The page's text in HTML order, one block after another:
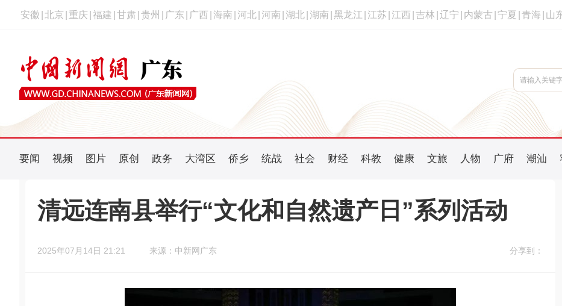
安徽 北京 重庆 福建 甘肃 贵州 广东 广西 海南 河北 河南 湖北 湖南 黑龙江 江苏 江西 吉林 辽宁 内蒙古 宁夏 青海 山
要闻 视频 图片 原创 政务 大湾区 侨乡 统战 社会 财经 科教 健康 文旅 人物 广府 潮汕
清远连南县举行“文化和自然遗产日”系列活动
2025年07月14日 21:21 来源：中新网广东 分享到：